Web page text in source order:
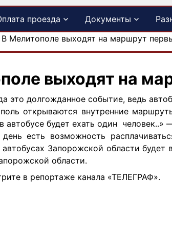
проезда Документы
В Мелитополе выходят на маршрут
выходят на
это долгожданное событие, ведь
открываются внутренние
автобусе будет ехать один человек..»
есть возможность
автобусах Запорожской области
области.
в репортаже канала «ТЕЛЕГРАФ».